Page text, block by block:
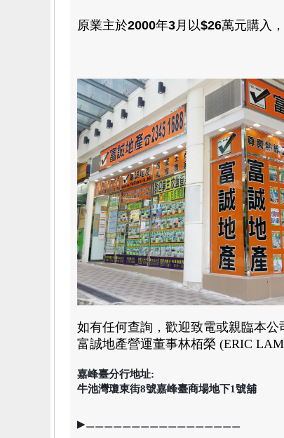
原業主於2000年3月以$26萬元購入 ，
如有任何查詢，歡迎致電或親臨本公
富誠地產營運董事林栢榮 (ERIC
嘉峰臺分行地址:
牛池灣瓊東街8號嘉峰臺商場地下1號舖
▶⚊⚊⚊⚊⚊⚊⚊⚊⚊⚊⚊⚊⚊⚊⚊⚊⚊